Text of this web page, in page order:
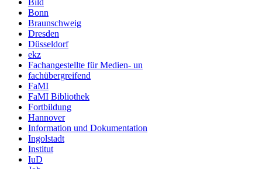
Bild
Bonn
Braunschweig
Dresden
Düsseldorf
ekz
Fachangestellte für Medien- un
fachübergreifend
FaMI
FaMI Bibliothek
Fortbildung
Hannover
Information und Dokumentation
Ingolstadt
Institut
IuD